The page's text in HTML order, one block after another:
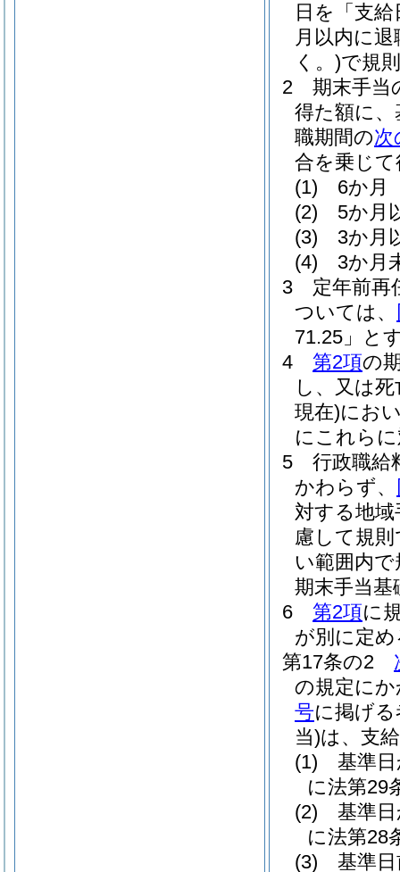
日を「支
月以内に
く。)で規
2
期末手当
得た額に
職期間の次
合を乗じ
(1)
6か月
(2)
5か月
(3)
3か月
(4)
3か月
3
定年前再
ついては、
71.25」と
4
第2項の
し、又は
現在)にお
にこれら
5
行政職給
かわらず、
対する地
慮して規
い範囲内
期末手当
6
第2項に
が別に定
第17条の2
の規定に
号に掲げ
当)は、支
(1)
基準
に法第29
(2)
基準
に法第28
(3)
基準